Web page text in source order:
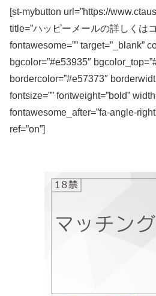
[st-mybutton url=”https://
title=”ハッピーメールの詳しくはコ
fontawesome=”” target=”_blank”
bgcolor=”#e53935″
bordercolor=”#e57373″
fontsize=”” fontweight=”bold”
fontawesome_after=”fa-angle-
ref=”on”]